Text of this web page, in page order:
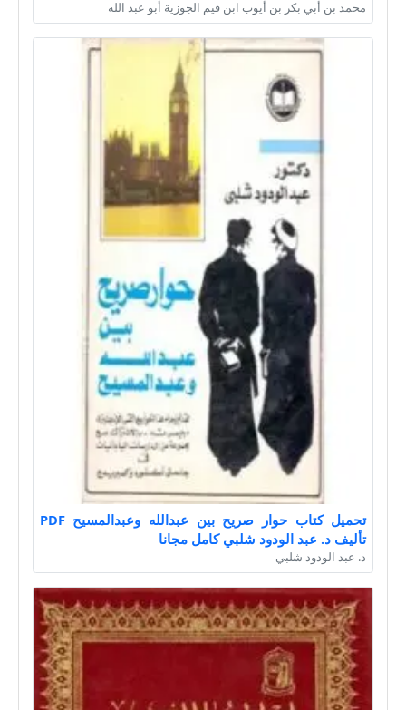
محمد بن أبي بكر بن أيوب ابن قيم الجوزية أبو عبد الله
تحميل كتاب حوار صريح بين عبدالله وعبدالمسيح PDF
تأليف د. عبد الودود شلبي كامل مجانا
د. عبد الودود شلبي